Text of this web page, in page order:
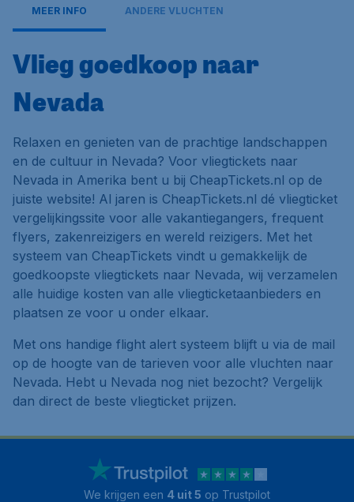
MEER INFO ANDERE VLUCHTEN
Vlieg goedkoop naar
Nevada
Relaxen en genieten van de prachtige landschappen
en de cultuur in Nevada? Voor vliegtickets naar
Nevada in Amerika bent u bij CheapTickets.nl op de
juiste website! Al jaren is CheapTickets.nl dé vliegticket
vergelijkingssite voor alle vakantiegangers, frequent
flyers, zakenreizigers en wereld reizigers. Met het
systeem van CheapTickets vindt u gemakkelijk de
goedkoopste vliegtickets naar Nevada, wij verzamelen
alle huidige kosten van alle vliegticketaanbieders en
plaatsen ze voor u onder elkaar.
Met ons handige flight alert systeem blijft u via de mail
op de hoogte van de tarieven voor alle vluchten naar
Nevada. Hebt u Nevada nog niet bezocht? Vergelijk
dan direct de beste vliegticket prijzen.
We krijgen een 4 uit 5 op Trustpilot